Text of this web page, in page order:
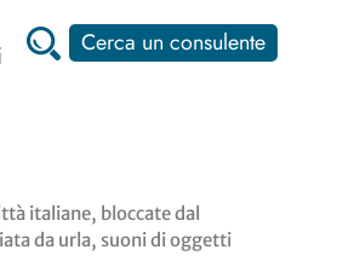
Cerca un consulente
italiane, bloccate dal
da urla, suoni di oggetti